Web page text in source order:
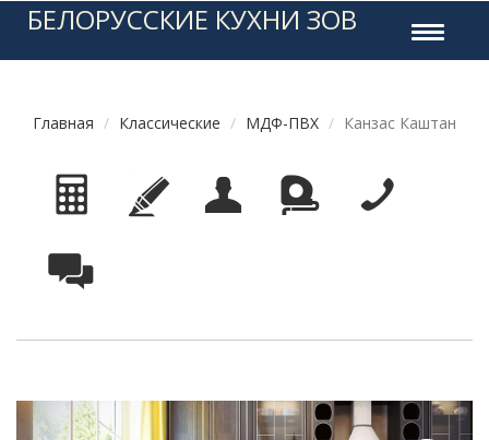
Toggle
БЕЛОРУССКИЕ КУХНИ ЗОВ
Главная Классические МДФ-ПВХ Канзас Каштан